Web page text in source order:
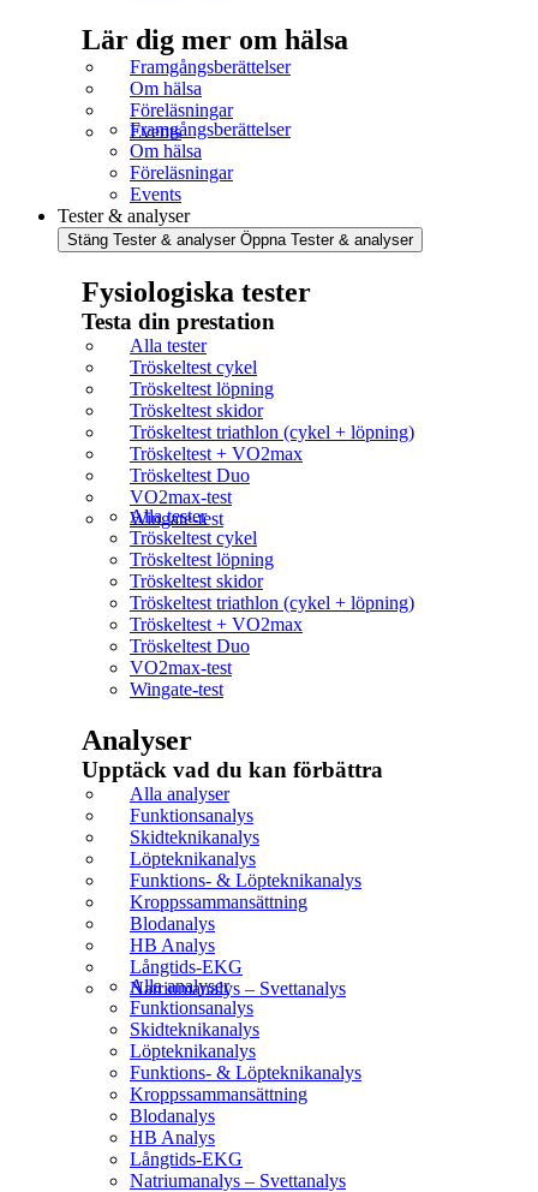
Lär dig mer om hälsa
Framgångsberättelser
Om hälsa
Föreläsningar
Events
Framgångsberättelser
Om hälsa
Föreläsningar
Events
Tester & analyser
Stäng Tester & analyser Öppna Tester & analyser
Fysiologiska tester
Testa din prestation
Alla tester
Tröskeltest cykel
Tröskeltest löpning
Tröskeltest skidor
Tröskeltest triathlon (cykel + löpning)
Tröskeltest + VO2max
Tröskeltest Duo
VO2max-test
Wingate-test
Alla tester
Tröskeltest cykel
Tröskeltest löpning
Tröskeltest skidor
Tröskeltest triathlon (cykel + löpning)
Tröskeltest + VO2max
Tröskeltest Duo
VO2max-test
Wingate-test
Analyser
Upptäck vad du kan förbättra​
Alla analyser
Funktionsanalys
Skidteknikanalys
Löpteknikanalys
Funktions- & Löpteknikanalys
Kroppssammansättning
Blodanalys
HB Analys
Långtids-EKG
Natriumanalys – Svettanalys
Alla analyser
Funktionsanalys
Skidteknikanalys
Löpteknikanalys
Funktions- & Löpteknikanalys
Kroppssammansättning
Blodanalys
HB Analys
Långtids-EKG
Natriumanalys – Svettanalys